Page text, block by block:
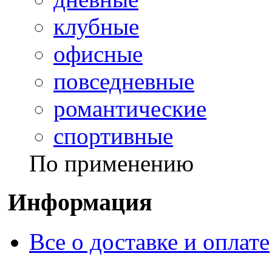
клубные
офисные
повседневные
романтические
спортивные
По применению
Информация
Все о доставке и оплате